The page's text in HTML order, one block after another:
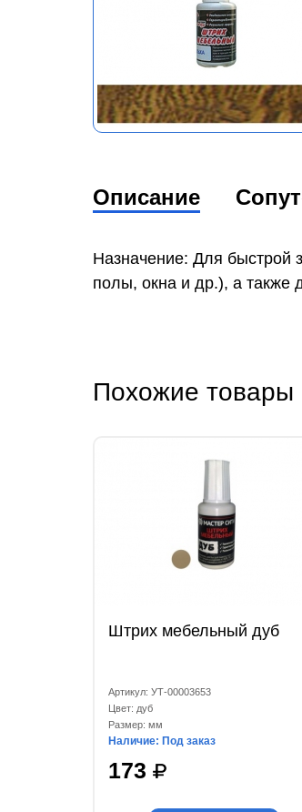
Описание
Назначение: Для быстрой
полы, окна и др.), а также
Похожие товары
Штрих мебельный дуб
Артикул: УТ-00003653
Цвет: дуб
Размер: мм
Наличие: Под заказ
173